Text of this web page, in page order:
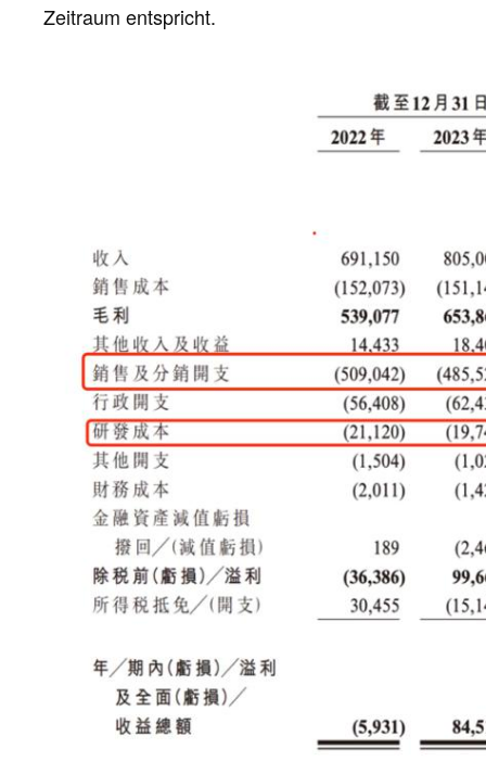
Zeitraum entspricht.